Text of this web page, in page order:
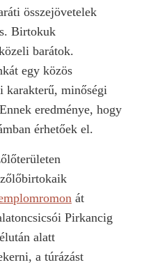
összejövetelek
Birtokuk
barátok.
egy közös
karakterű, minőségi
eredménye, hogy
érhetőek el.
át
Pirkancig
alatt
a túrázást